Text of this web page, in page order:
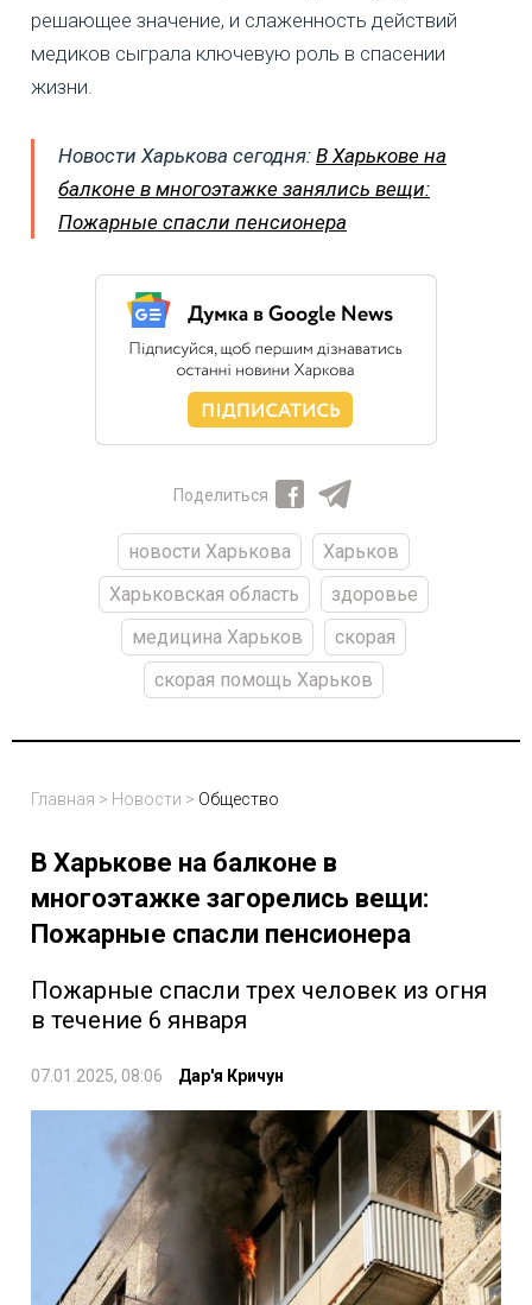
решающее значение, и слаженность действий
медиков сыграла ключевую роль в спасении
жизни.
Новости Харькова сегодня: В Харькове на
балконе в многоэтажке занялись вещи:
Пожарные спасли пенсионера
Поделиться
новости Харькова
Харьков
Харьковская область
здоровье
медицина Харьков
скорая
скорая помощь Харьков
Главная > Новости > Общество
В Харькове на балконе в
многоэтажке загорелись вещи:
Пожарные спасли пенсионера
Пожарные спасли трех человек из огня
в течение 6 января
07.01.2025, 08:06 Дар'я Кричун